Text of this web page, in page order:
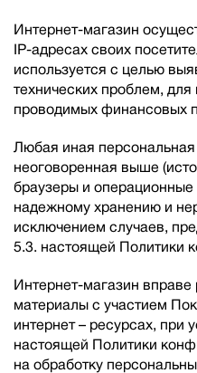
Интернет-магазин
IP-адресах своих
используется с целью
технических проблем, для
проводимых финансовых
Любая иная
неоговоренная выше
браузеры и
надежному хранению и
исключением случаев,
5.3. настоящей Политики
Интернет-магазин
материалы с участием
интернет – ресурсах, при
настоящей Политики
на обработку